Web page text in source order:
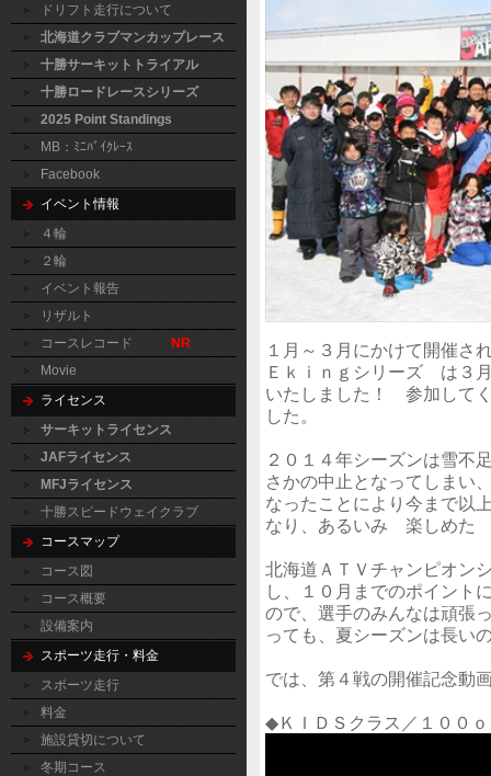
ドリフト走行について
北海道クラブマンカップレース
十勝サーキットトライアル
十勝ロードレースシリーズ
2025 Point Standings
MB：ﾐﾆﾊﾞｲｸﾚｰｽ
Facebook
イベント情報
４輪
２輪
イベント報告
リザルト
コースレコード
NR
Movie
ライセンス
サーキットライセンス
JAFライセンス
MFJライセンス
十勝スピードウェイクラブ
コースマップ
コース図
コース概要
設備案内
スポーツ走行・料金
スポーツ走行
料金
施設貸切について
冬期コース
１月～３月にかけて開催
Ｅｋｉｎｇシリーズ は３
いたしました！ 参加して
した。
２０１４年シーズンは雪不
さかの中止となってしまい
なったことにより今まで以
なり、あるいみ 楽しめた
北海道ＡＴＶチャンピオン
し、１０月までのポイン
ので、選手のみんなは頑張
っても、夏シーズンは長い
では、第４戦の開催記念動
◆ＫＩＤＳクラス／１００